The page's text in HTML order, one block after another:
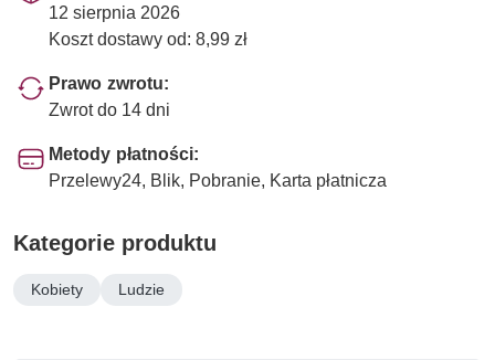
12 sierpnia 2026
Koszt dostawy od: 8,99 zł
Prawo zwrotu:
Zwrot do 14 dni
Metody płatności:
Przelewy24, Blik, Pobranie, Karta płatnicza
Kategorie produktu
Kobiety Ludzie